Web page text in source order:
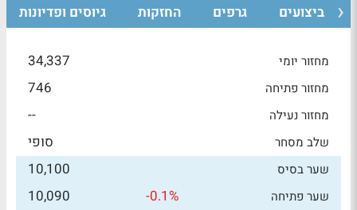
ביצועים גרפים החזקות גיוסים ופדיונות
מחזור יומי 34,337
מחזור פתיחה 746
מחזור נעילה --
שלב מסחר סופי
שער בסיס 10,100
שער פתיחה -0.1%
10,090